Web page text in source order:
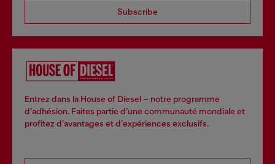
Subscribe
Entrez dans la House of Diesel – notre programme
d’adhésion. Faites partie d’une communauté mondiale et
profitez d’avantages et d’expériences exclusifs.